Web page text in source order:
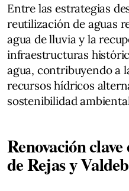
Entre las estrategias
reutilización de aguas
agua de lluvia y la
infraestructuras
agua, contribuyendo a
recursos hídricos
sostenibilidad
Renovación
de Rejas y